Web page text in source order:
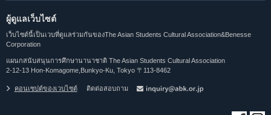
ผู้ดูแลเว็บไซต์
เว็บไซต์นี้เป็นเวบที่ดูแลร่วมกันของThe Asian Students Cultural Association&Benesse
Corporation
แผนกสนับสนุนการศึกษานานาชาติ The Asian Students Cultural Association
2-12-13 Hon-Komagome,Bunkyo-Ku, Tokyo 〒113-8462
คอนเซปต์ของเวบไซต์ ติดต่อสอบถาม